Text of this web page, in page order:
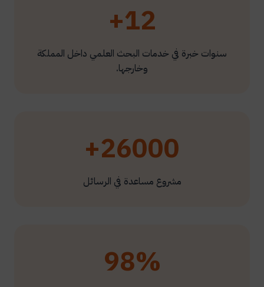
12+
سنوات خبرة في خدمات البحث العلمي داخل المملكة
وخارجها.
26000+
مشروع مساعدة في الرسائل
98%